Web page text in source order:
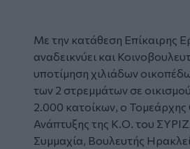
Με την κατάθεση Επίκαιρης
αναδεικνύει και
υποτίμηση χιλιάδων
των 2 στρεμμάτων σε
2.000 κατοίκων, ο Τομεάρχης
Ανάπτυξης της Κ.Ο. του
Συμμαχία, Βουλευτής